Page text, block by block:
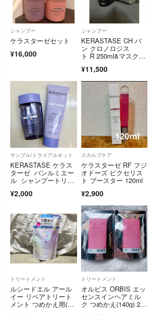
シャンプー
ケラスターゼセット
¥16,000
シャンプー
KERASTASE CH バ
ン クロノロジス
ト R 250ml&マスク20
¥11,500
サンプル/トライアルキット
KERASTASE ケラス
ターゼ バンルミエー
ル シャンプートリー
¥2,000
スカルプケア
ケラスターゼ RF フジ
オドーズ ピクセリス
ト ブースター 120ml
¥2,900
トリートメント
ルシードエル アール
イー リペアトリート
メント つめかえ用(30
トリートメント
オルビス ORBIS エッ
センスインヘアミル
ク つめかえ(140g) 2袋